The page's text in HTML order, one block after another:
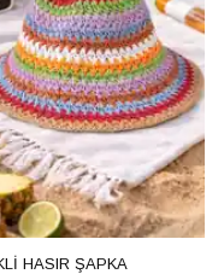
HASIR ŞAPKA